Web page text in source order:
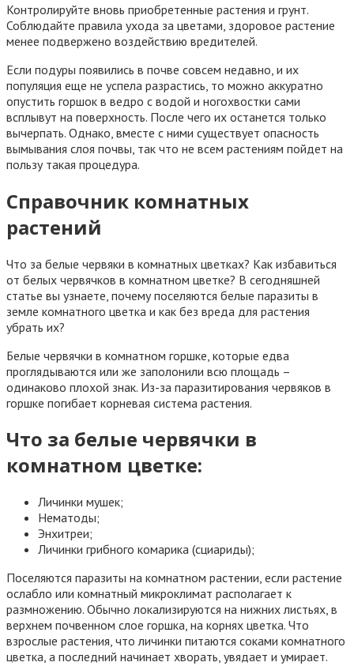
Контролируйте вновь приобретенные растения и грунт.
Соблюдайте правила ухода за цветами, здоровое растение
менее подвержено воздействию вредителей.
Если подуры появились в почве совсем недавно, и их
популяция еще не успела разрастись, то можно аккуратно
опустить горшок в ведро с водой и ногохвостки сами
всплывут на поверхность. После чего их останется только
вычерпать. Однако, вместе с ними существует опасность
вымывания слоя почвы, так что не всем растениям пойдет на
пользу такая процедура.
Справочник комнатных
растений
Что за белые червяки в комнатных цветках? Как избавиться
от белых червячков в комнатном цветке? В сегодняшней
статье вы узнаете, почему поселяются белые паразиты в
земле комнатного цветка и как без вреда для растения
убрать их?
Белые червячки в комнатном горшке, которые едва
проглядываются или же заполонили всю площадь –
одинаково плохой знак. Из-за паразитирования червяков в
горшке погибает корневая система растения.
Что за белые червячки в
комнатном цветке:
Личинки мушек;
Нематоды;
Энхитреи;
Личинки грибного комарика (сциариды);
Поселяются паразиты на комнатном растении, если растение
ослабло или комнатный микроклимат располагает к
размножению. Обычно локализируются на нижних листьях, в
верхнем почвенном слое горшка, на корнях цветка. Что
взрослые растения, что личинки питаются соками комнатного
цветка, а последний начинает хворать, увядает и умирает.